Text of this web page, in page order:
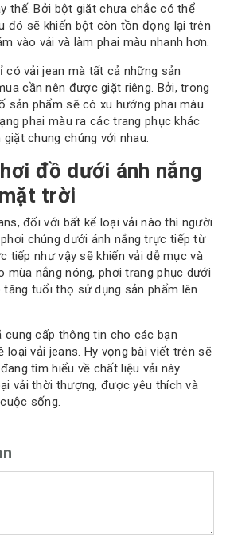
thế. Bởi bột giặt chưa chắc có thể
đó sẽ khiến bột còn tồn đọng lại trên
vào vải và làm phai màu nhanh hơn.
có vải jean mà tất cả những sản
cần nên được giặt riêng. Bởi, trong
sản phẩm sẽ có xu hướng phai màu
phai màu ra các trang phục khác
chung chúng với nhau.
đồ dưới ánh nắng
trời
đối với bất kể loại vải nào thì người
chúng dưới ánh nắng trực tiếp từ
tiếp như vậy sẽ khiến vải dễ mục và
mùa nắng nóng, phơi trang phục dưới
tuổi thọ sử dụng sản phẩm lên
cung cấp thông tin cho các bạn
loại vải jeans. Hy vọng bài viết trên sẽ
tìm hiểu về chất liệu vải này.
vải thời thượng, được yêu thích và
sống.